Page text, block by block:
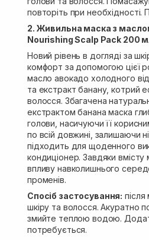
повторіть при
2. Живильна маска з
Nourishing Scalp Pack 200
Новий рівень в догляді за
комфорт за допомогою цієї
масло авокадо холодного
та екстракт банану, котрий
волосся. Збагачена
екстрактом банана маска
голови, насичуючи її
по всій довжині, залишаючи
підходить для щоденного
кондиціонер. Завдяки
впливу навколишнього
променів.
Спосіб застосування:
шкіру та волосся. Акуратно
змийте теплою водою.
потребується.